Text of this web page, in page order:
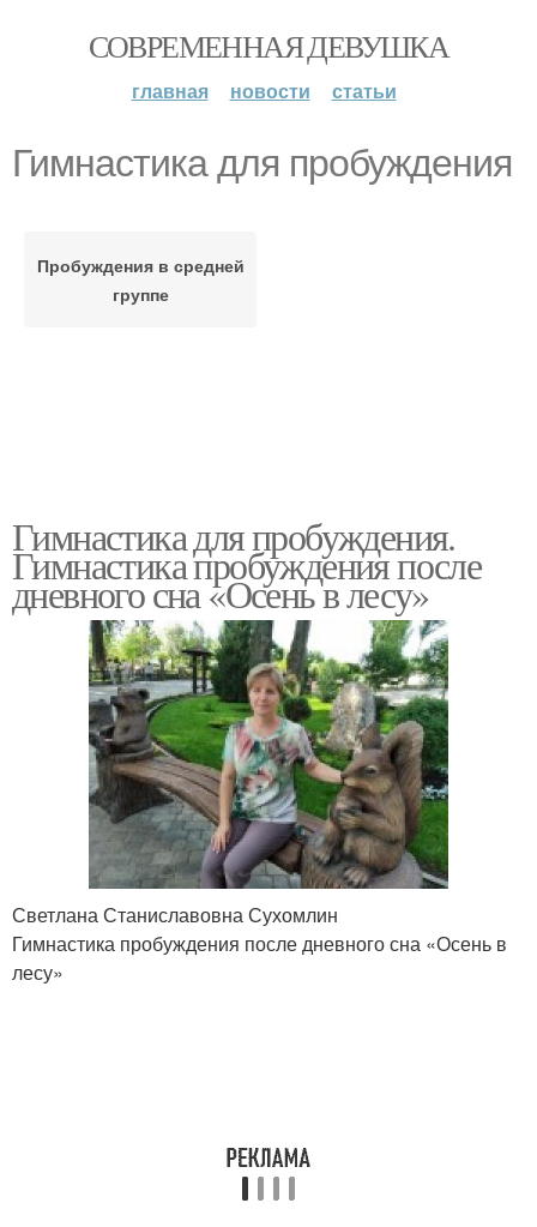
СОВРЕМЕННАЯ ДЕВУШКА
главная новости статьи
Гимнастика для пробуждения
Пробуждения в средней
группе
Гимнастика для пробуждения.
Гимнастика пробуждения после
дневного сна «Осень в лесу»
Светлана Станиславовна Сухомлин
Гимнастика пробуждения после дневного сна «Осень в
лесу»